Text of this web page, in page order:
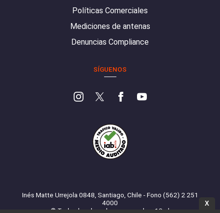
Políticas Comerciales
Mediciones de antenas
Denuncias Compliance
SÍGUENOS
Inés Matte Urrejola 0848, Santiago, Chile - Fono (562) 2 251
4000
© Todos los derechos reservados. 13.cl
X